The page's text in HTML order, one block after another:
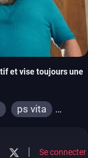
et vise toujours une
ps vita
Se connecter